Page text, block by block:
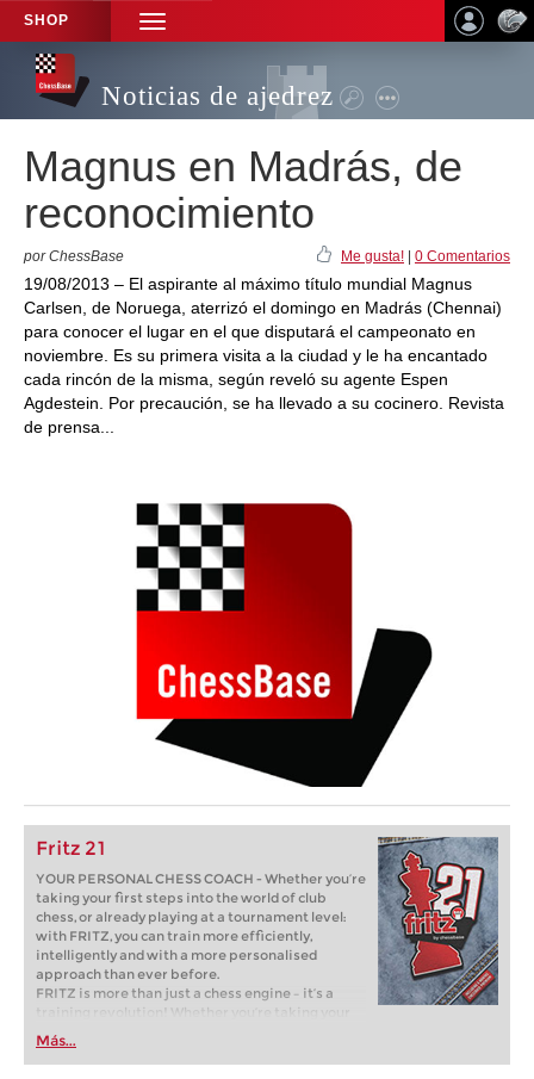
SHOP
TOGGLE
NAVIGATION
Noticias de ajedrez
Magnus en Madrás, de
reconocimiento
por ChessBase Me gusta! 0 Comentarios
19/08/2013 – El aspirante al máximo título mundial Magnus
Carlsen, de Noruega, aterrizó el domingo en Madrás (Chennai)
para conocer el lugar en el que disputará el campeonato en
noviembre. Es su primera visita a la ciudad y le ha encantado
cada rincón de la misma, según reveló su agente Espen
Agdestein. Por precaución, se ha llevado a su cocinero. Revista
de prensa...
Fritz 21
YOUR PERSONAL CHESS COACH - Whether you’re
taking your first steps into the world of club
chess, or already playing at a tournament level:
with FRITZ, you can train more efficiently,
intelligently and with a more personalised
approach than ever before.
FRITZ is more than just a chess engine – it’s a
training revolution! Whether you’re taking your
first steps into the world of club chess, or already
playing at a tournament level: with FRITZ, you can
train more efficiently, intelligently and with a
Más...